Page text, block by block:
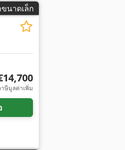
นาดเล็ก
ษีมูลค่าเพิ่ม